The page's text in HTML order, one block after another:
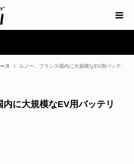
ス
ルノー、フランス国内に大規模なEV用バッテ
に大規模なEV用バッテリ